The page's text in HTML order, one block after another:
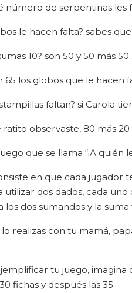
número de serpentinas
le hacen falta? sabes
10? son 50 y 50 más 50
65 los globos que le hacen
faltan? si Carola
observaste, 80 más 20
que se llama “¡A quién
en que cada jugador
utilizar dos dados, cada
los dos sumandos y la
lo realizas con tu mamá,
tu juego, imagina
fichas y después las 35.